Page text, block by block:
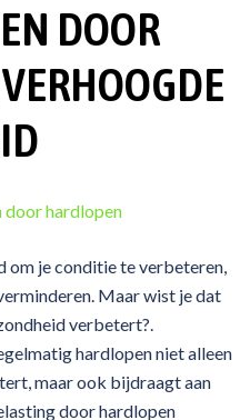
DOOR
je conditie te verbeteren,
Maar wist je dat
verbetert?.
hardlopen niet alleen
maar ook bijdraagt aan
door hardlopen